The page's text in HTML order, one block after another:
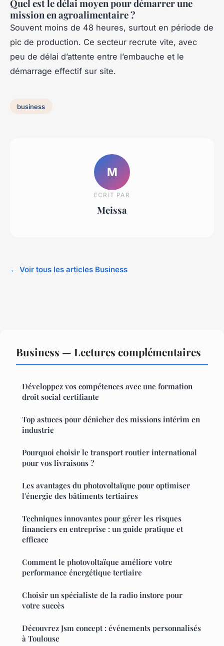
Quel est le délai moyen pour démarrer une
mission en agroalimentaire ?
Souvent moins de 48 heures, surtout en période de
pic de production. Ce secteur recrute vite, avec
peu de délai d’attente entre l’embauche et le
démarrage effectif sur site.
business
M
ECRIT PAR
Meissa
← Voir tous les articles Business
Business — Lectures complémentaires
Développez vos compétences avec une formation
droit social certifiante
Top astuces pour dénicher des missions intérim en
industrie
Pourquoi choisir le transport routier international
pour vos livraisons ?
Les avantages du photovoltaïque pour optimiser
l'énergie des bâtiments tertiaires
Techniques innovantes pour gérer les risques
financiers en entreprise : un guide pratique et
efficace
Comment le photovoltaïque améliore votre
performance énergétique tertiaire
Choisir un spécialiste de la radio instore pour
votre succès
Découvrez Jsm concept : événements personnalisés
à Toulouse